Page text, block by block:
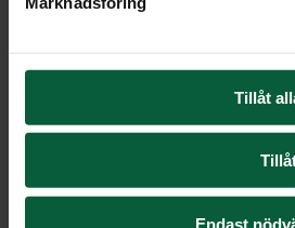
Tillåt
Endast
svåraste stunder av sorg
runt om även ska lösas.
och fint bemötande!"